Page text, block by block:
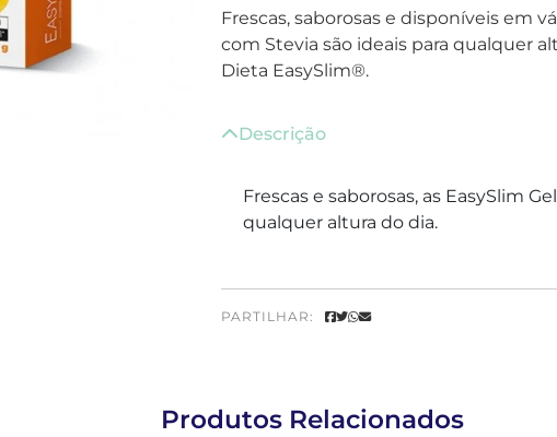
Frescas, saborosas e disponíveis em
com Stevia são ideais para qualquer
Dieta EasySlim®.
Descrição
Frescas e saborosas, as EasySlim
qualquer altura do dia.
PARTILHAR:
Produtos Relacionados